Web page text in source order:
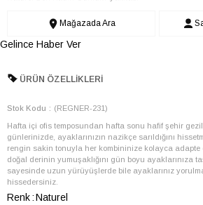
Mağazada Ara
Gelince Haber Ver
ÜRÜN ÖZELLIKLERI
Stok Kodu (REGNER-231)
Hafta içi ofis temposundan hafta sonu hafif şehir
günlerinizde, ayaklarınızın nazikçe sarıldığını
rengin sakin tonuyla her kombininize kolayca adapte
doğal derinin yumuşaklığını gün boyu ayaklarınıza
sayesinde uzun yürüyüşlerde bile ayaklarınız
hissedersiniz.
Renk Naturel